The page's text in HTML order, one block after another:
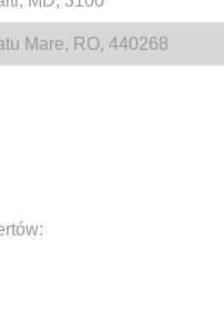
Mare, RO, 440268